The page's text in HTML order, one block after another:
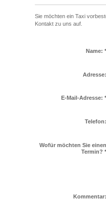
Sie möchten ein Taxi
Kontakt zu uns auf.
Name: *
Adresse:
E-Mail-Adresse: *
Telefon:
Wofür möchten Sie einen
Termin? *
Kommentar: